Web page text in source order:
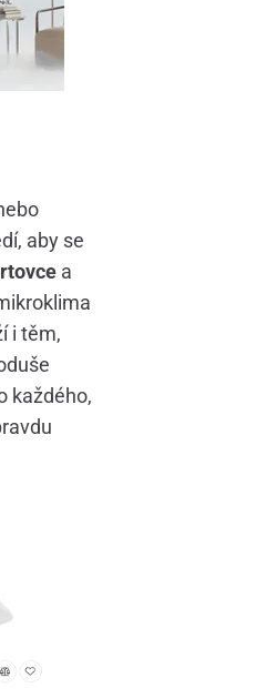
aby se
a
i těm,
každého,